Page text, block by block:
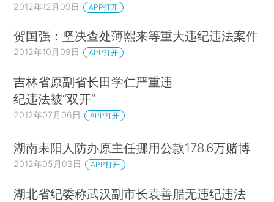
2012年12月09日 APP打开
贺国强：坚决查处薄熙来等重大违纪违法案件
2012年10月09日 APP打开
吉林省原副省长田学仁严重违
纪违法被“双开”
2012年07月06日 APP打开
湖南耒阳人防办原主任挪用公款178.6万赌博
2012年05月03日 APP打开
湖北省纪委称武汉副市长袁善腊无违纪违法